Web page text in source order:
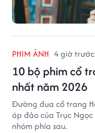
PHIM ẢNH 4 giờ trước
10 bộ phim cổ
nhất năm 2026
Đường đua cổ trang
áp đảo của Trục
nhóm phía sau.